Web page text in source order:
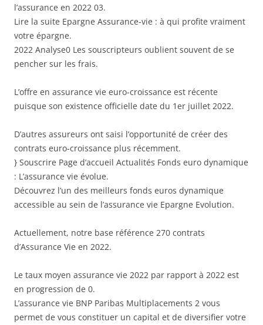
l’assurance en 2022 03.
Lire la suite Epargne Assurance-vie : à qui profite vraiment
votre épargne.
2022 Analyse0 Les souscripteurs oublient souvent de se
pencher sur les frais.
L’offre en assurance vie euro-croissance est récente
puisque son existence officielle date du 1er juillet 2022.
D’autres assureurs ont saisi l’opportunité de créer des
contrats euro-croissance plus récemment.
} Souscrire Page d’accueil Actualités Fonds euro dynamique
: L’assurance vie évolue.
Découvrez l’un des meilleurs fonds euros dynamique
accessible au sein de l’assurance vie Epargne Evolution.
Actuellement, notre base référence 270 contrats
d’Assurance Vie en 2022.
Le taux moyen assurance vie 2022 par rapport à 2022 est
en progression de 0.
L’assurance vie BNP Paribas Multiplacements 2 vous
permet de vous constituer un capital et de diversifier votre